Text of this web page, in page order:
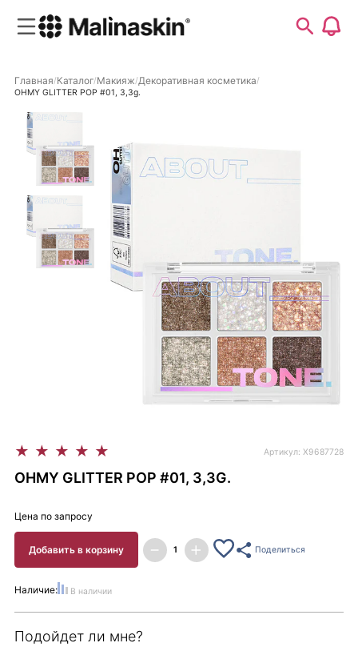
Главная Каталог Макияж Декоративная косметика
OHMY GLITTER POP #01, 3,3g.
★ ★ ★ ★ ★ Артикул: X9687728
OHMY GLITTER POP #01, 3,3G.
Цена по запросу
Добавить в корзину Поделиться
Наличие: В наличии
Подойдет ли мне?